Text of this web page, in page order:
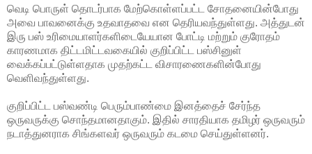
வெடி பொருள் தொடர்பாக மேற்கொள்ளப்பட்ட சோதனையின்போது
அவை பாவனைக்கு உதவாதவை என தெரியவந்துள்ளது. அத்துடன்
இரு பஸ் உரிமையாளர்களிடையேயான போட்டி மற்றும் குரோதம்
காரணமாக திட்டமிட்டவகையில் குறிப்பிட்ட பஸ்சினுள்
வைக்கப்பட்டுள்ளதாக முதற்கட்ட விசாரணைகளின்போது
வெளிவந்துள்ளது.
குறிப்பிட்ட பஸ்வண்டி பெரும்பாண்மை இனத்தைச் சேர்ந்த
ஒருவருக்கு சொந்தமானதாகும். இதில் சாரதியாக தமிழர் ஒருவரும்
நடாத்துனராக சிங்களவர் ஒருவரும் கடமை செய்துள்ளனர்.